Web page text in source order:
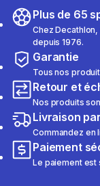
Plus de 65
Chez
depuis 1976.
Garantie
Tous nos
Retour et
Nos produits
Livraison
Commandez en
Paiement
Le paiement est